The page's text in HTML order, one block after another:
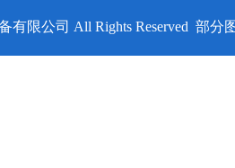
有限公司 All Rights Reserved 部